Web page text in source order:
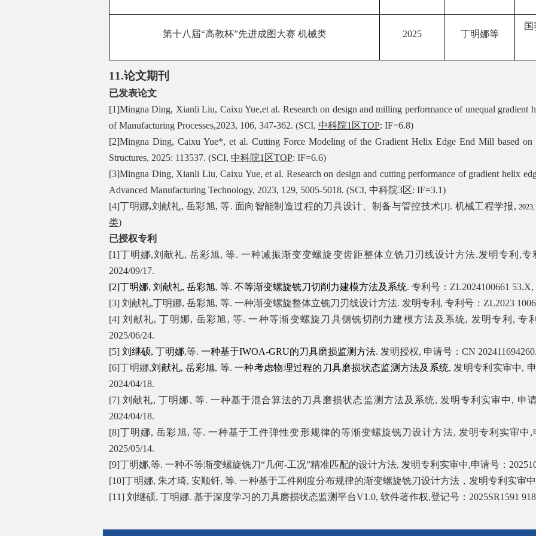
第十八届“高教杯”先进成图大赛 机械类 2025 丁明娜等
11.论文期刊
已发表论文
[1]Mingna Ding, Xianli Liu, Caixu Yue,et al. Research on design and milling performance of unequal gradient
of Manufacturing Processes,2023, 106, 347-362. (SCI, 中科院1区TOP: IF=6.8)
[2]Mingna Ding, Caixu Yue*, et al. Cutting Force Modeling of the Gradient Helix Edge End Mill based
Structures, 2025: 113537. (SCI, 中科院1区TOP: IF=6.6)
[3]Mingna Ding, Xianli Liu,Caixu Yue, et al. Research on design and cutting performance of gradient helix
Advanced Manufacturing Technology, 2023, 129, 5005-5018. (SCI, 中科院3区: IF=3.1)
[4]丁明娜,刘献礼,岳彩旭,等.面向智能制造过程的刀具设计、制备与管控技术[J]. 机械工程学报,
类)
已授权专利
[1]丁明娜,刘献礼,岳彩旭,等.一种减振渐变变螺旋变齿距整体立铣刀刃线设计方法.发明专利 ,专
2024/09/17.
[2]丁明娜, 刘献礼, 岳彩旭, 等. 不等渐变螺旋铣刀切削力建模方法及系统. 专利号： ZL2024100661 53.X,
[3] 刘献礼,丁明娜, 岳彩旭, 等. 一种渐变螺旋整体立铣刀刃线设计方法. 发明专利 , 专利号： ZL2023
[4]刘献礼,丁明娜, 岳彩旭, 等.一种等渐变螺旋刀具侧铣切削力建模方法及系统, 发明专利 ,专
2025/06/24.
[5] 刘继硕, 丁明娜,等. 一种基于IWOA-GRU的刀具磨损监测方法. 发明授权, 申请号： CN
[6]丁明娜,刘献礼,岳彩旭, 等.一种考虑物理过程的刀具磨损状态监测方法及系统,发明专利实审中,
2024/04/18.
[7]刘献礼,丁明娜, 等. 一种基于混合算法的刀具磨损状态监测方法及系统,发明专利实审中 , 申
2024/04/18.
[8]丁明娜,岳彩旭, 等. 一种基于工件弹性变形规律的等渐变螺旋铣刀设计方法, 发明专利实审中 ,
2025/05/14.
[9]丁明娜,等. 一种不等渐变螺旋铣刀“几何-工况”精准匹配的设计方法, 发明专利实审中,申请号：
[10]丁明娜, 朱才琦, 安顺钎, 等. 一种基于工件刚度分布规律的渐变螺旋铣刀设计方法，发明专利实审
[11] 刘继硕, 丁明娜. 基于深度学习的刀具磨损状态监测平台V1.0, 软件著作权,登记号： 2025SR1591